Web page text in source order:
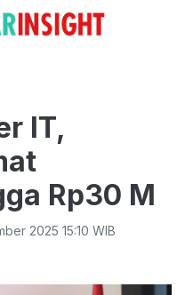
IT,
Rp30 M
2025 15:10 WIB